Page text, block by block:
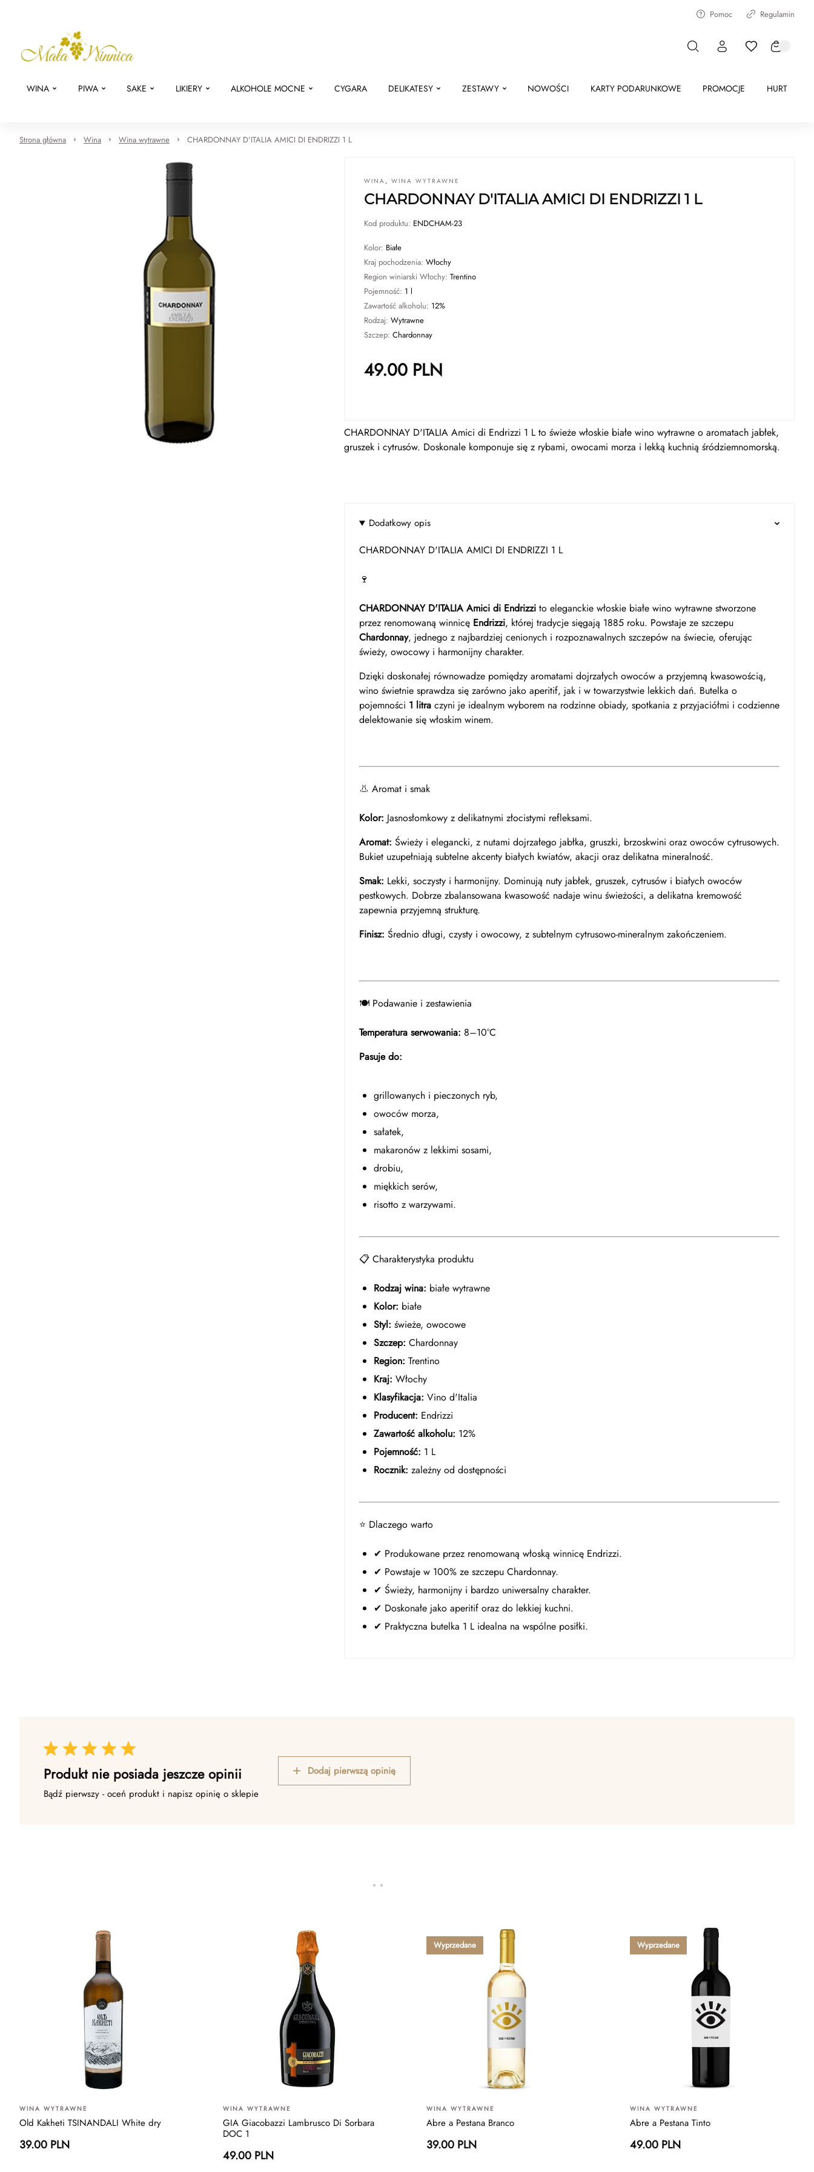
Pomoc Regulamin
WINA PIWA SAKE LIKIERY ALKOHOLE MOCNE CYGARA DELIKATESY ZESTAWY NOWOŚCI KARTY PODARUNKOWE PROMOCJE HURT
Strona główna Wina Wina wytrawne CHARDONNAY D'ITALIA AMICI DI ENDRIZZI 1 L
WINA , WINA WYTRAWNE
CHARDONNAY D'ITALIA AMICI DI ENDRIZZI 1 L
Kod produktu: ENDCHAM-23
Kolor: Białe
Kraj pochodzenia: Włochy
Region winiarski Włochy: Trentino
Pojemność: 1 l
Zawartość alkoholu: 12%
Rodzaj: Wytrawne
Szczep: Chardonnay
49.00 PLN
CHARDONNAY D'ITALIA Amici di Endrizzi 1 L to świeże włoskie białe wino wytrawne o aromatach jabłek,
gruszek i cytrusów. Doskonale komponuje się z rybami, owocami morza i lekką kuchnią śródziemnomorską.
Dodatkowy opis
CHARDONNAY D'ITALIA AMICI DI ENDRIZZI 1 L
🍷
CHARDONNAY D'ITALIA Amici di Endrizzi to eleganckie włoskie białe wino wytrawne stworzone
przez renomowaną winnicę Endrizzi, której tradycje sięgają 1885 roku. Powstaje ze szczepu
Chardonnay, jednego z najbardziej cenionych i rozpoznawalnych szczepów na świecie, oferując
świeży, owocowy i harmonijny charakter.
Dzięki doskonałej równowadze pomiędzy aromatami dojrzałych owoców a przyjemną kwasowością,
wino świetnie sprawdza się zarówno jako aperitif, jak i w towarzystwie lekkich dań. Butelka o
pojemności 1 litra czyni je idealnym wyborem na rodzinne obiady, spotkania z przyjaciółmi i codzienne
delektowanie się włoskim winem.
👃 Aromat i smak
Kolor: Jasnosłomkowy z delikatnymi złocistymi refleksami.
Aromat: Świeży i elegancki, z nutami dojrzałego jabłka, gruszki, brzoskwini oraz owoców cytrusowych.
Bukiet uzupełniają subtelne akcenty białych kwiatów, akacji oraz delikatna mineralność.
Smak: Lekki, soczysty i harmonijny. Dominują nuty jabłek, gruszek, cytrusów i białych owoców
pestkowych. Dobrze zbalansowana kwasowość nadaje winu świeżości, a delikatna kremowość
zapewnia przyjemną strukturę.
Finisz: Średnio długi, czysty i owocowy, z subtelnym cytrusowo-mineralnym zakończeniem.
🍽️ Podawanie i zestawienia
Temperatura serwowania: 8–10°C
Pasuje do:
grillowanych i pieczonych ryb,
owoców morza,
sałatek,
makaronów z lekkimi sosami,
drobiu,
miękkich serów,
risotto z warzywami.
📋 Charakterystyka produktu
Rodzaj wina: białe wytrawne
Kolor: białe
Styl: świeże, owocowe
Szczep: Chardonnay
Region: Trentino
Kraj: Włochy
Klasyfikacja: Vino d'Italia
Producent: Endrizzi
Zawartość alkoholu: 12%
Pojemność: 1 L
Rocznik: zależny od dostępności
⭐ Dlaczego warto
✔ Produkowane przez renomowaną włoską winnicę Endrizzi.
✔ Powstaje w 100% ze szczepu Chardonnay.
✔ Świeży, harmonijny i bardzo uniwersalny charakter.
✔ Doskonałe jako aperitif oraz do lekkiej kuchni.
✔ Praktyczna butelka 1 L idealna na wspólne posiłki.
Produkt nie posiada jeszcze opinii
Bądź pierwszy - oceń produkt i napisz opinię o sklepie
Dodaj pierwszą opinię
WINA WYTRAWNE
Old Kakheti TSINANDALI White dry
39.00 PLN
WINA WYTRAWNE
GIA Giacobazzi Lambrusco Di Sorbara
DOC 1
49.00 PLN
Wyprzedane
WINA WYTRAWNE
Abre a Pestana Branco
39.00 PLN
Wyprzedane
WINA WYTRAWNE
Abre a Pestana Tinto
49.00 PLN